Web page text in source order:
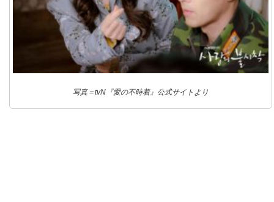
写真＝tvN『愛の不時着』公式サイトより